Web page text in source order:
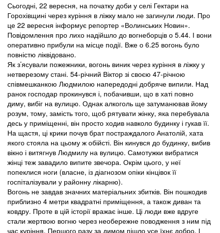
Сьогодні, 22 вересня, на початку доби у селі Гектари на
Горохівщині через куріння в ліжку мало не загинули люди. Про
це 22 вересня інформує репортер «Волинських Новин».
Повідомлення про лихо надійшло до вогнеборців о 5.44. І вони
оперативно прибули на місце події. Вже о 6.25 вогонь було
повністю ліквідовано.
Як з’ясували пожежники, вогонь виник через куріння в ліжку у
нетверезому стані. 54-річний Віктор зі своєю 47-річною
співмешканкою Людмилою напередодні добряче випили. Над
ранок господар прокинувся і, побачивши, що в хаті повно
диму, вибіг на вулицю. Однак алкоголь ще затуманював йому
розум, тому, замість того, щоб рятувати жінку, яка перебувала
десь у приміщенні, він просто ходив навколо будинку і гукав її.
На щастя, ці крики почув брат постраждалого Анатолій, хата
якого стояла на цьому ж обійсті. Він кинувся до будинку, вибив
вікно і витягнув Людмилу на вулицю. Самотужки вибратися
жінці теж завадило випите звечора. Окрім цього, у неї
попеклися ноги (власне, із діагнозом опіки кінцівок її
госпіталізували у районну лікарню).
Вогонь не завдав значних матеріальних збитків. Він пошкодив
приблизно 4 метри квадратні приміщення, а також диван та
ковдру. Проте в цій історії вражає інше. Ці люди вже вдруге
стали жертвою вогню через необережне поводження з ним під
час куріння. Першого разу за димом пішло усе їхнє добро. І